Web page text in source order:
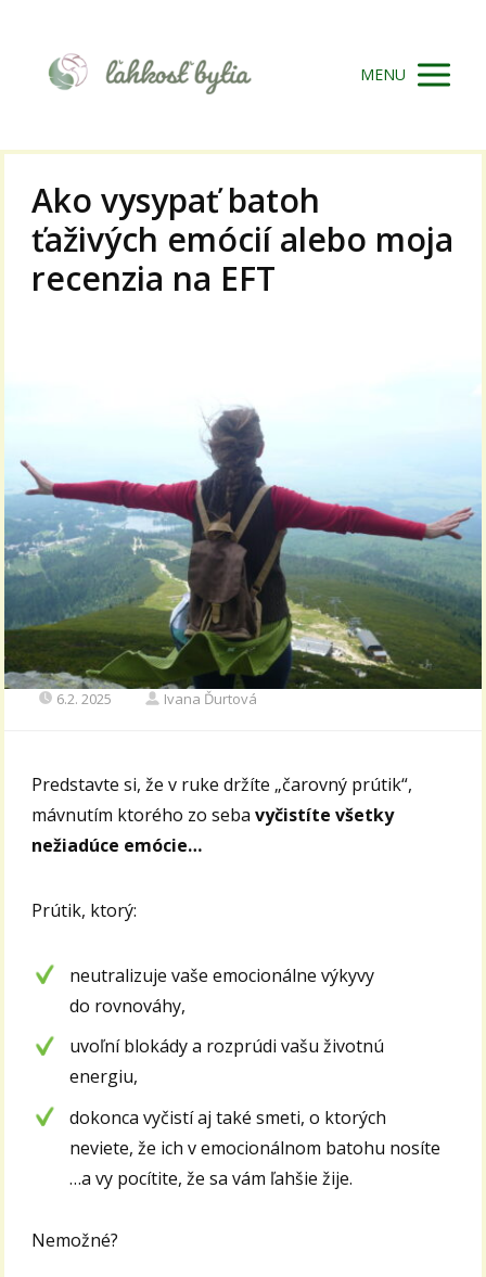
MENU
Ako vysypať batoh
ťaživých emócií alebo moja
recenzia na EFT
6.2. 2025 Ivana Ďurtová
Predstavte si, že v ruke držíte „čarovný prútik“,
mávnutím ktorého zo sebavyčistíte všetky
nežiadúce emócie…
Prútik, ktorý:
neutralizuje vaše emocionálne výkyvy
do rovnováhy,
uvoľní blokády a rozprúdi vašu životnú
energiu,
dokonca vyčistí aj také smeti, o ktorých
neviete, že ich v emocionálnom batohu nosíte
…a vy pocítite, že sa vám ľahšie žije.
Nemožné?